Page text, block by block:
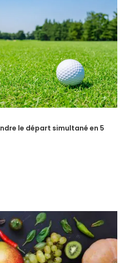
le départ simultané en 5